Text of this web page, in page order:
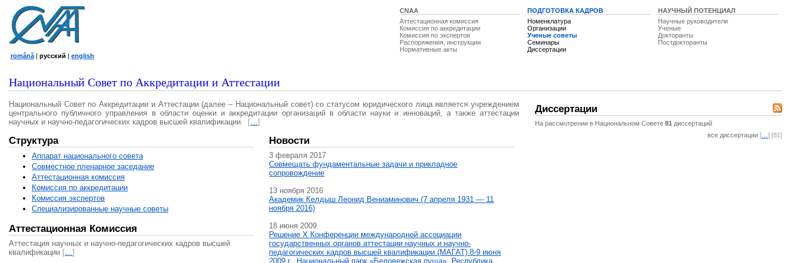
CNAA
Аттестационная комиссия
Комиссия по аккредитации
Комиссия по экспертов
Распоряжения, инструкции
Нормативные акты
ПОДГОТОВКА КАДРОВ
Номенклатура
Организации
Ученые советы
Семинары
Диссертации
НАУЧНЫЙ ПОТЕНЦИАЛ
Научные руководители
Ученые
Докторанты
Постдокторанты
română | русский | english
Национальный Совет по Аккредитации и Аттестации
Национальный Совет по Аккредитации и Аттестации (далее – Национальный совет) со статусом юридического лица является учреждением
центрального публичного управления в области оценки и аккредитации организаций в области науки и инноваций, а также аттестации
научных и научно-педагогических кадров высшей квалификации.
[…]
Структура
Аппарат национального совета
Совместное пленарное заседание
Аттестационная комисcия
Комиссия по аккредитации
Комиссия экспертов
Специализированные научные советы
Аттестационная Комиссия
Аттестация научных и научно-педагогических кадров высшей
квалификации […]
Новости
3 февраля 2017
Совмещать фундаментальные задачи и прикладное
сопровождение
13 ноября 2016
Академик Келдыш Леонид Вениаминович (7 апреля 1931 — 11
ноября 2016)
18 июня 2009
Решение X Конференции международной ассоциации
государственных органов аттестации научных и научно-
педагогических кадров высшей квалификации (МАГAT) 8-9 июня
2009 г., Национальный парк «Беловежская пуща», Республика
Диссертации
На рассмотрении в Национальном Совете 81 диссертаций
все диссертации [ ] [81]